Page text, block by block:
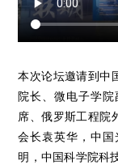
本次论坛邀请到中
院长、微电子学
席、俄罗斯工程院
会长袁英华，中
明，中国科学院科